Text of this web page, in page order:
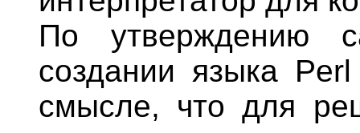
По утверждению
создании языка
смысле, что для